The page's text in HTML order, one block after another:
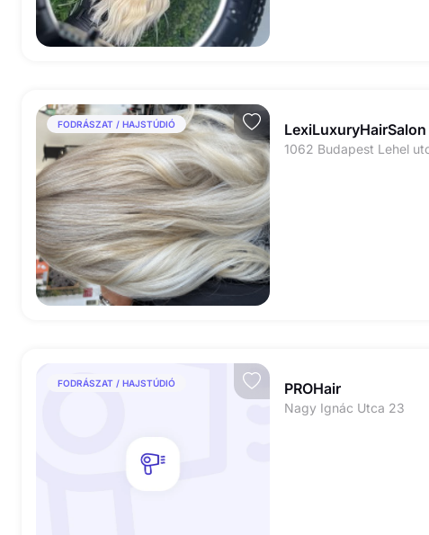
FODRÁSZAT / HAJSTÚDIÓ LexiLuxuryHairSalon
1062 Budapest Lehel
FODRÁSZAT / HAJSTÚDIÓ PROHair
Nagy Ignác Utca 23